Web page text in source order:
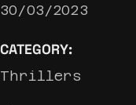
30/03/2023
CATEGORY:
Thrillers